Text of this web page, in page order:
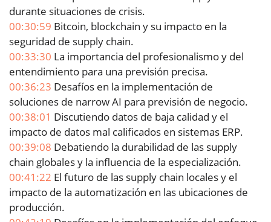
durante situaciones de crisis.
00:30:59 Bitcoin, blockchain y su impacto en la
seguridad de supply chain.
00:33:30 La importancia del profesionalismo y del
entendimiento para una previsión precisa.
00:36:23 Desafíos en la implementación de
soluciones de narrow AI para previsión de negocio.
00:38:01 Discutiendo datos de baja calidad y el
impacto de datos mal calificados en sistemas ERP.
00:39:08 Debatiendo la durabilidad de las supply
chain globales y la influencia de la especialización.
00:41:22 El futuro de las supply chain locales y el
impacto de la automatización en las ubicaciones de
producción.